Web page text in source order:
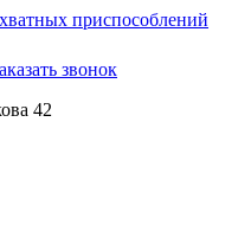
приспособлений
звонок
42